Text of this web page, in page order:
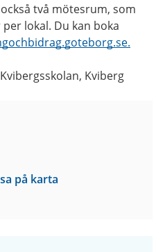
två mötesrum, som
lokal. Du kan boka
Kviberg
på karta